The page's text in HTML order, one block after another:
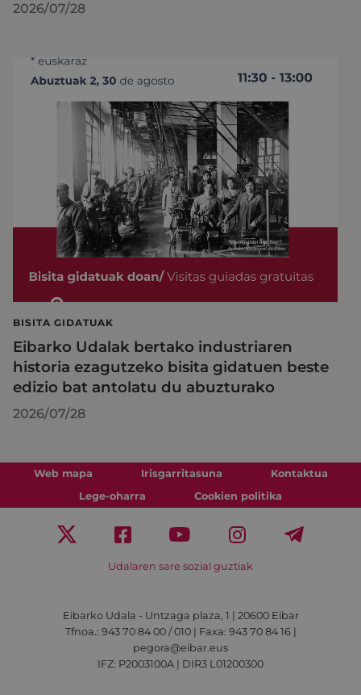
2026/07/28
BISITA GIDATUAK
Eibarko Udalak bertako industriaren
historia ezagutzeko bisita gidatuen beste
edizio bat antolatu du abuzturako
2026/07/28
Web mapa Irisgarritasuna
Kontaktua
Lege-oharra
Cookien politika
Udalaren sare sozial guztiak
Eibarko Udala - Untzaga plaza, 1 | 20600 Eibar
Tfnoa.: 943 70 84 00 / 010 | Faxa: 943 70 84 16 |
pegora@eibar.eus
IFZ: P2003100A | DIR3 L01200300